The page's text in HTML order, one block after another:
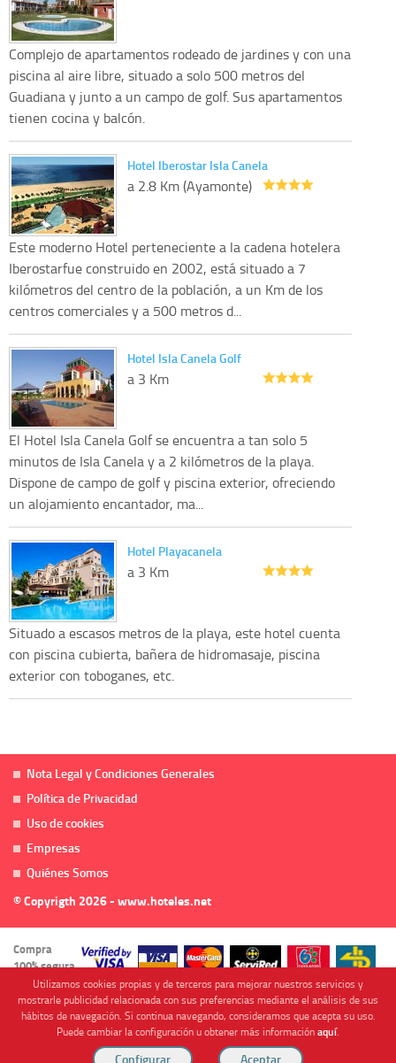
Complejo de apartamentos rodeado de jardines y con una
piscina al aire libre, situado a solo 500 metros del
Guadiana y junto a un campo de golf. Sus apartamentos
tienen cocina y balcón.
Hotel Iberostar Isla Canela
a 2.8 Km (Ayamonte)
Este moderno Hotel perteneciente a la cadena hotelera
Iberostarfue construido en 2002, está situado a 7
kilómetros del centro de la población, a un Km de los
centros comerciales y a 500 metros d...
Hotel Isla Canela Golf
a 3 Km
El Hotel Isla Canela Golf se encuentra a tan solo 5
minutos de Isla Canela y a 2 kilómetros de la playa.
Dispone de campo de golf y piscina exterior, ofreciendo
un alojamiento encantador, ma...
Hotel Playacanela
a 3 Km
Situado a escasos metros de la playa, este hotel cuenta
con piscina cubierta, bañera de hidromasaje, piscina
exterior con toboganes, etc.
Nota Legal y Condiciones Generales
Política de Privacidad
Uso de cookies
Empresas
Quiénes Somos
© Copyrigth 2026 - www.hoteles.net
Compra
100% segura
Cofinanciado por
Utilizamos cookies propias y de terceros para mejorar nuestros servicios y
mostrarle publicidad relacionada con sus preferencias mediante el análisis de sus
hábitos de navegación. Si continua navegando, consideramos que acepta su uso.
Puede cambiar la configuración u obtener más informaciónaquí.